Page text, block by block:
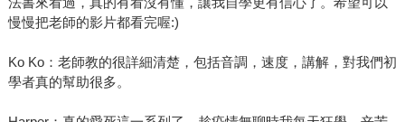
慢慢把老師的影片都看完喔:)
Ko Ko：老師教的很詳細清楚，包括音調，速度，講解，對我們初
學者真的幫助很多。